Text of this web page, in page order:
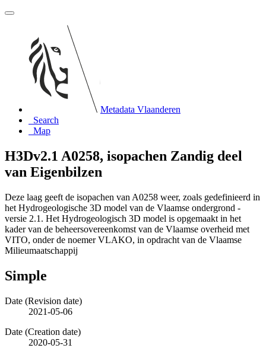
Metadata Vlaanderen
Search
Map
H3Dv2.1 A0258, isopachen Zandig deel
van Eigenbilzen
Deze laag geeft de isopachen van A0258 weer, zoals gedefinieerd in
het Hydrogeologische 3D model van de Vlaamse ondergrond -
versie 2.1. Het Hydrogeologisch 3D model is opgemaakt in het
kader van de beheersovereenkomst van de Vlaamse overheid met
VITO, onder de noemer VLAKO, in opdracht van de Vlaamse
Milieumaatschappij
Simple
Date (Revision date)
2021-05-06
Date (Creation date)
2020-05-31